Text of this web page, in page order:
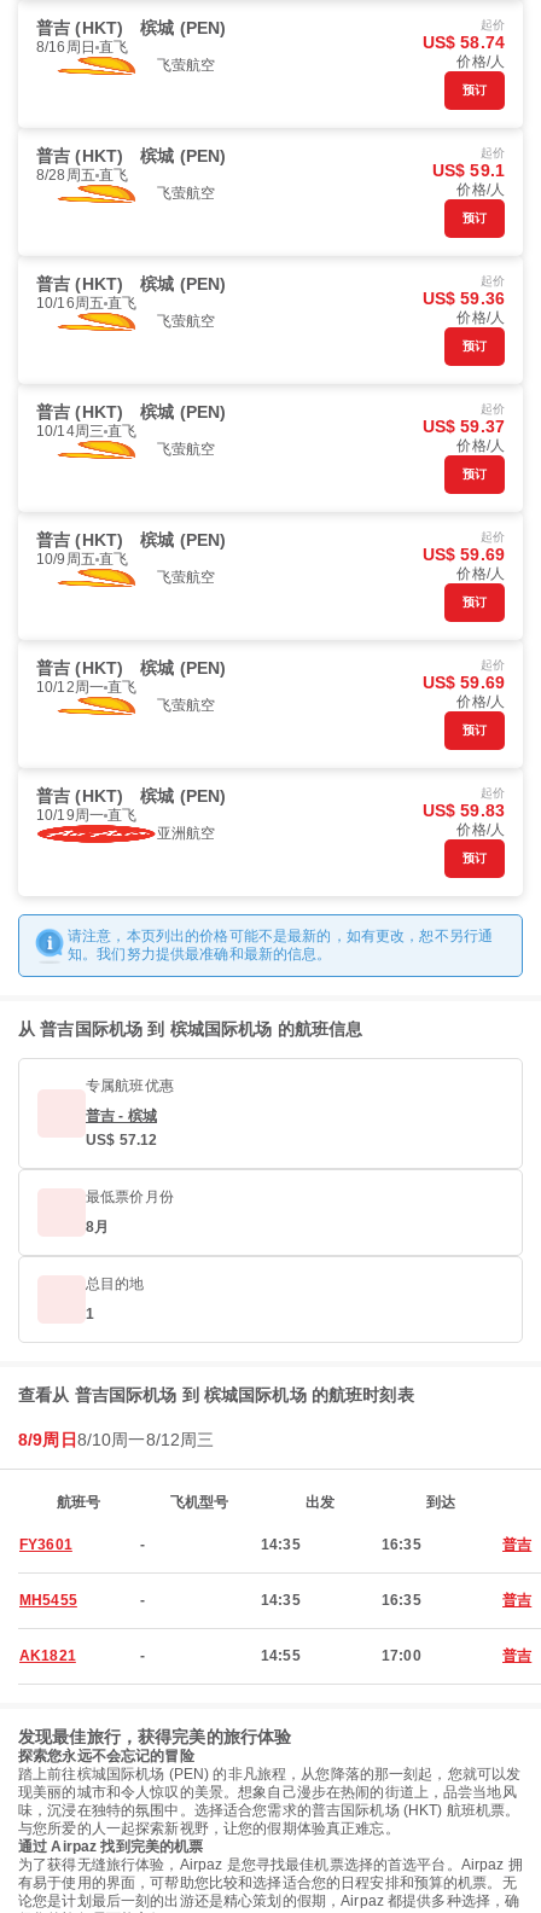
普吉 (HKT) 槟城 (PEN)
8/16周日 直飞
飞萤航空
起价
US$ 58.74
价格/人
预订
普吉 (HKT) 槟城 (PEN)
8/28周五 直飞
飞萤航空
起价
US$ 59.1
价格/人
预订
普吉 (HKT) 槟城 (PEN)
10/16周五 直飞
飞萤航空
起价
US$ 59.36
价格/人
预订
普吉 (HKT) 槟城 (PEN)
10/14周三 直飞
飞萤航空
起价
US$ 59.37
价格/人
预订
普吉 (HKT) 槟城 (PEN)
10/9周五 直飞
飞萤航空
起价
US$ 59.69
价格/人
预订
普吉 (HKT) 槟城 (PEN)
10/12周一 直飞
飞萤航空
起价
US$ 59.69
价格/人
预订
普吉 (HKT) 槟城 (PEN)
10/19周一 直飞
亚洲航空
起价
US$ 59.83
价格/人
预订
请注意，本页列出的价格可能不是最新的，如有更改，恕不另行通
知。我们努力提供最准确和最新的信息。
从 普吉国际机场 到 槟城国际机场 的航班信息
专属航班优惠
普吉 - 槟城
US$ 57.12
最低票价月份
8月
总目的地
1
查看从 普吉国际机场 到 槟城国际机场 的航班时刻表
8/9周日8/10周一8/12周三
航班号 飞机型号 出发 到达
FY3601 - 14:35 16:35 普吉
MH5455 - 14:35 16:35 普吉
AK1821 - 14:55 17:00 普吉
发现最佳旅行，获得完美的旅行体验
探索您永远不会忘记的冒险
踏上前往槟城国际机场 (PEN) 的非凡旅程，从您降落的那一刻起，您就可以发
现美丽的城市和令人惊叹的美景。想象自己漫步在热闹的街道上，品尝当地风
味，沉浸在独特的氛围中。选择适合您需求的普吉国际机场 (HKT) 航班机票。
与您所爱的人一起探索新视野，让您的假期体验真正难忘。
通过 Airpaz 找到完美的机票
为了获得无缝旅行体验，Airpaz 是您寻找最佳机票选择的首选平台。Airpaz 拥
有易于使用的界面，可帮助您比较和选择适合您的日程安排和预算的机票。无
论您是计划最后一刻的出游还是精心策划的假期，Airpaz 都提供多种选择，确